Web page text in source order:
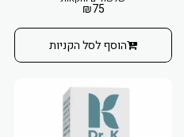
₪75
הוסף לסל הקניות